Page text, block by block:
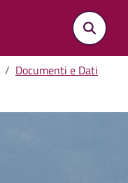
Documenti e Dati